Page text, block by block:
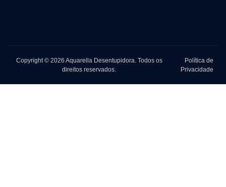
Copyright © 2026 Aquarella Desentupidora. Todos os
direitos reservados.
Política de
Privacidade